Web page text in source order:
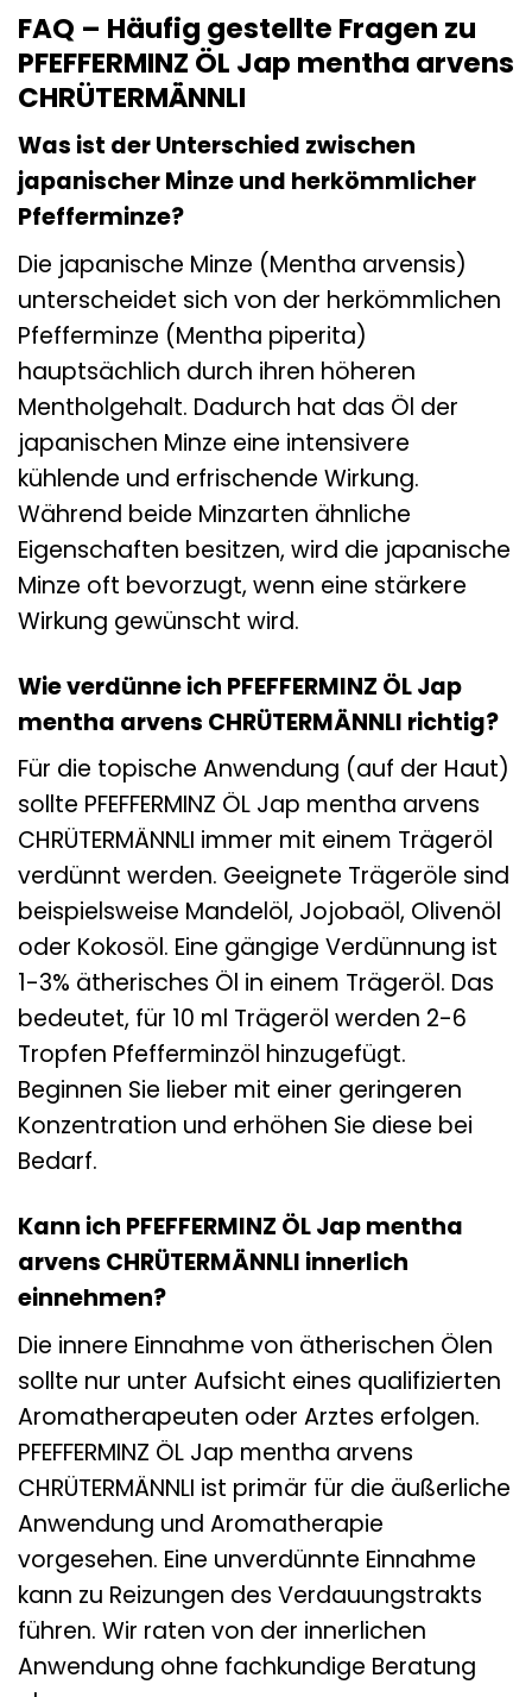
FAQ – Häufig gestellte Fragen zu
PFEFFERMINZ ÖL Jap mentha arvens
CHRÜTERMÄNNLI
Was ist der Unterschied zwischen
japanischer Minze und herkömmlicher
Pfefferminze?
Die japanische Minze (Mentha arvensis)
unterscheidet sich von der herkömmlichen
Pfefferminze (Mentha piperita)
hauptsächlich durch ihren höheren
Mentholgehalt. Dadurch hat das Öl der
japanischen Minze eine intensivere
kühlende und erfrischende Wirkung.
Während beide Minzarten ähnliche
Eigenschaften besitzen, wird die japanische
Minze oft bevorzugt, wenn eine stärkere
Wirkung gewünscht wird.
Wie verdünne ich PFEFFERMINZ ÖL Jap
mentha arvens CHRÜTERMÄNNLI richtig?
Für die topische Anwendung (auf der Haut)
sollte PFEFFERMINZ ÖL Jap mentha arvens
CHRÜTERMÄNNLI immer mit einem Trägeröl
verdünnt werden. Geeignete Trägeröle sind
beispielsweise Mandelöl, Jojobaöl, Olivenöl
oder Kokosöl. Eine gängige Verdünnung ist
1-3% ätherisches Öl in einem Trägeröl. Das
bedeutet, für 10 ml Trägeröl werden 2-6
Tropfen Pfefferminzöl hinzugefügt.
Beginnen Sie lieber mit einer geringeren
Konzentration und erhöhen Sie diese bei
Bedarf.
Kann ich PFEFFERMINZ ÖL Jap mentha
arvens CHRÜTERMÄNNLI innerlich
einnehmen?
Die innere Einnahme von ätherischen Ölen
sollte nur unter Aufsicht eines qualifizierten
Aromatherapeuten oder Arztes erfolgen.
PFEFFERMINZ ÖL Jap mentha arvens
CHRÜTERMÄNNLI ist primär für die äußerliche
Anwendung und Aromatherapie
vorgesehen. Eine unverdünnte Einnahme
kann zu Reizungen des Verdauungstrakts
führen. Wir raten von der innerlichen
Anwendung ohne fachkundige Beratung